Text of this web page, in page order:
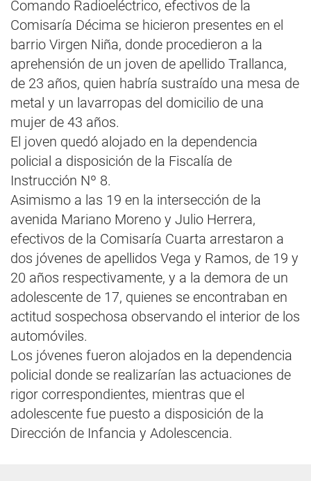
Comando Radioeléctrico, efectivos de la
Comisaría Décima se hicieron presentes en el
barrio Virgen Niña, donde procedieron a la
aprehensión de un joven de apellido Trallanca,
de 23 años, quien habría sustraído una mesa de
metal y un lavarropas del domicilio de una
mujer de 43 años.
El joven quedó alojado en la dependencia
policial a disposición de la Fiscalía de
Instrucción Nº 8.
Asimismo a las 19 en la intersección de la
avenida Mariano Moreno y Julio Herrera,
efectivos de la Comisaría Cuarta arrestaron a
dos jóvenes de apellidos Vega y Ramos, de 19 y
20 años respectivamente, y a la demora de un
adolescente de 17, quienes se encontraban en
actitud sospechosa observando el interior de los
automóviles.
Los jóvenes fueron alojados en la dependencia
policial donde se realizarían las actuaciones de
rigor correspondientes, mientras que el
adolescente fue puesto a disposición de la
Dirección de Infancia y Adolescencia.